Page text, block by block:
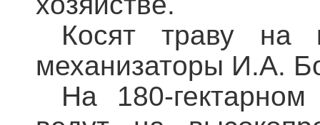
Косят траву на
механизаторы И.А.
На 180-